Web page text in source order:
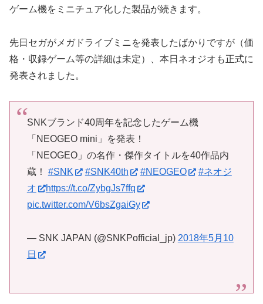
ゲーム機をミニチュア化した製品が続きます。
先日セガがメガドライブミニを発表したばかりですが（価
格・収録ゲーム等の詳細は未定）、本日ネオジオも正式に
発表されました。
SNKブランド40周年を記念したゲーム機
「NEOGEO mini」を発表！
「NEOGEO」の名作・傑作タイトルを40作品内
蔵！ #SNK #SNK40th #NEOGEO
#ネオジ
オ
https://t.co/ZybgJs7ffq
pic.twitter.com/V6bsZgaiGy
— SNK JAPAN (@SNKPofficial_jp) 2018年5月10
日